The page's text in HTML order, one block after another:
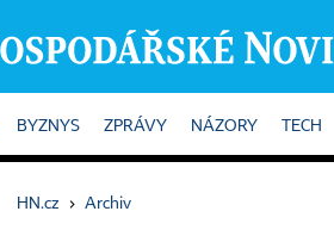
HOME
BYZNYS ZPRÁVY NÁZORY TECH
HN.cz › Archiv